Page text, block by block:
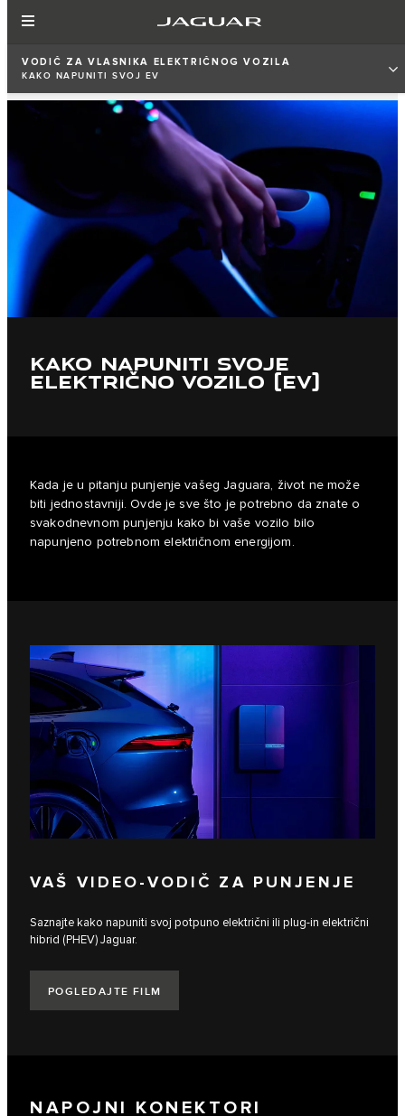
VODIČ ZA VLASNIKA ELEKTRIČNOG VOZILA
KAKO NAPUNITI SVOJ EV
KAKO NAPUNITI SVOJE
ELEKTRIČNO VOZILO (EV)
Kada je u pitanju punjenje vašeg Jaguara, život ne može
biti jednostavniji. Ovde je sve što je potrebno da znate o
svakodnevnom punjenju kako bi vaše vozilo bilo
napunjeno potrebnom električnom energijom.
VAŠ VIDEO-VODIČ ZA PUNJENJE
Saznajte kako napuniti svoj potpuno električni ili plug-in električni
hibrid (PHEV) Jaguar.
POGLEDAJTE FILM
NAPOJNI KONEKTORI